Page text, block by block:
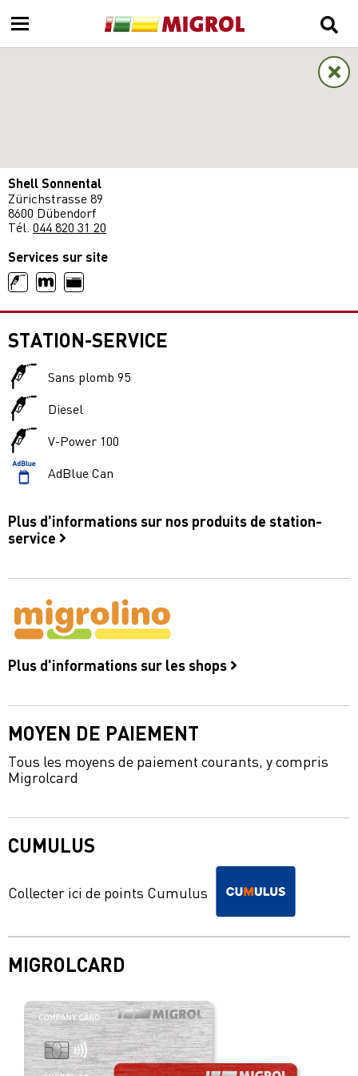
Shell Sonnental
Zürichstrasse 89
8600 Dübendorf
Tél. 044 820 31 20
Services sur site
STATION-SERVICE
Sans plomb 95
Diesel
V-Power 100
AdBlue Can
Plus d'informations sur nos produits de station-
service
Plus d'informations sur les shops
MOYEN DE PAIEMENT
Tous les moyens de paiement courants, y compris
Migrolcard
CUMULUS
Collecter ici de points Cumulus
MIGROLCARD